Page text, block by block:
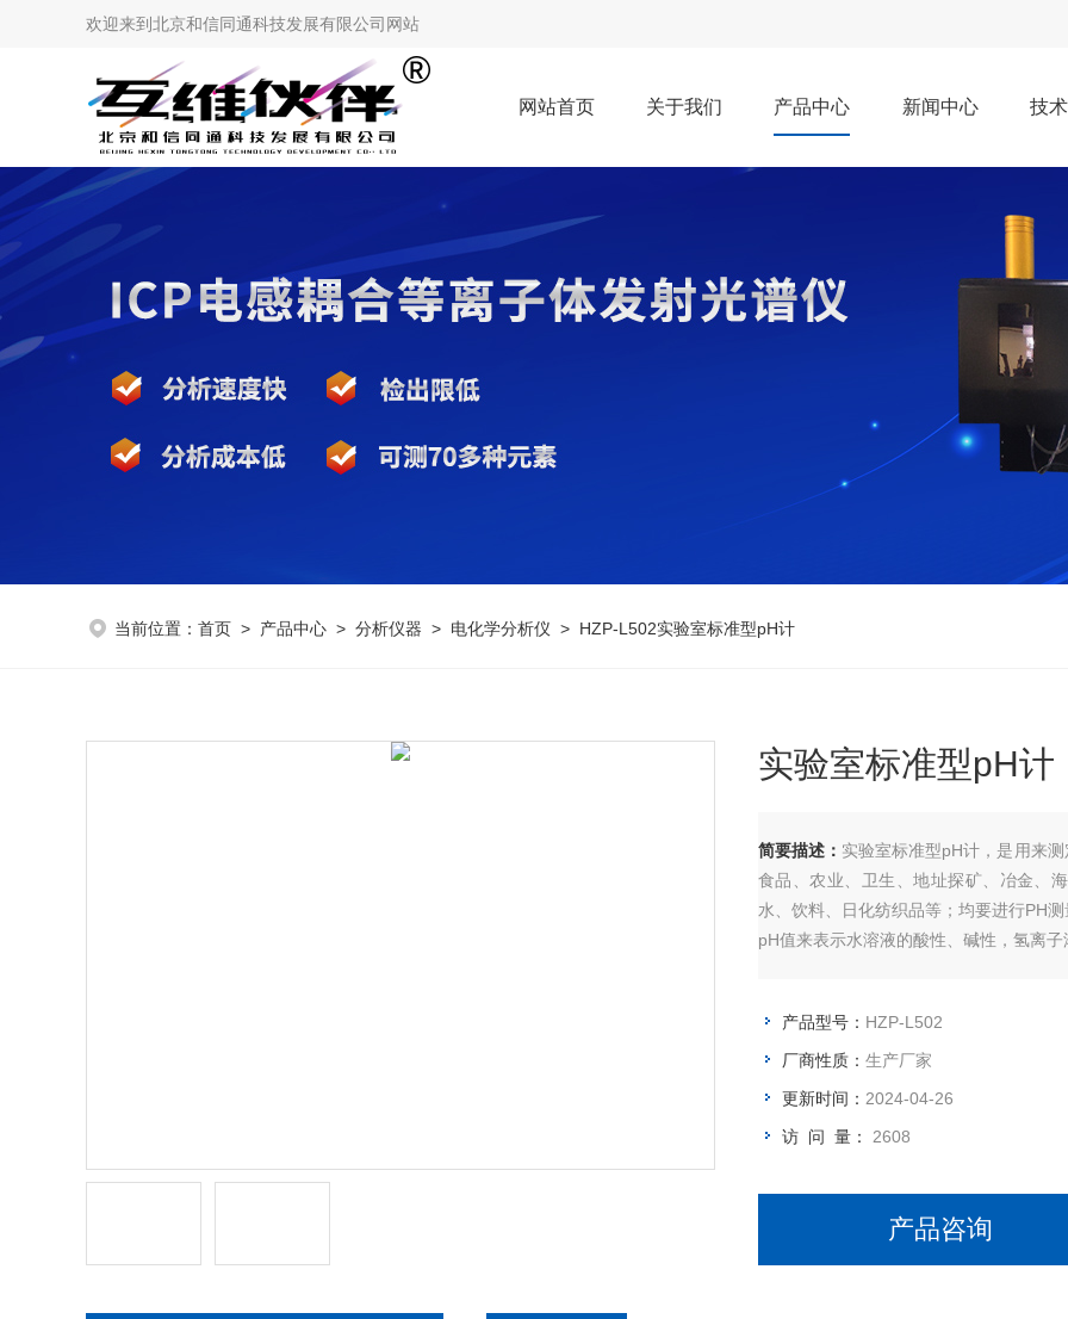
欢迎来到 北京和信同通科技发展有限公司网站
网站首页 关于我们 产品中心 新闻中心 技
当前位置： 首页 > 产品中心 > 分析仪器 > 电化学分析仪 > HZP-L502实验室标准型pH计
实验室标准型pH计
简要描述： 实验室标准型pH计，是用来
食品、农业、卫生、地址探矿、冶金、
水、饮料、日化纺织品等；均要进行PH
pH值来表示水溶液的酸性、碱性，氢离
产品型号： HZP-L502
厂商性质： 生产厂家
更新时间： 2024-04-26
访 问 量： 2608
产品咨询